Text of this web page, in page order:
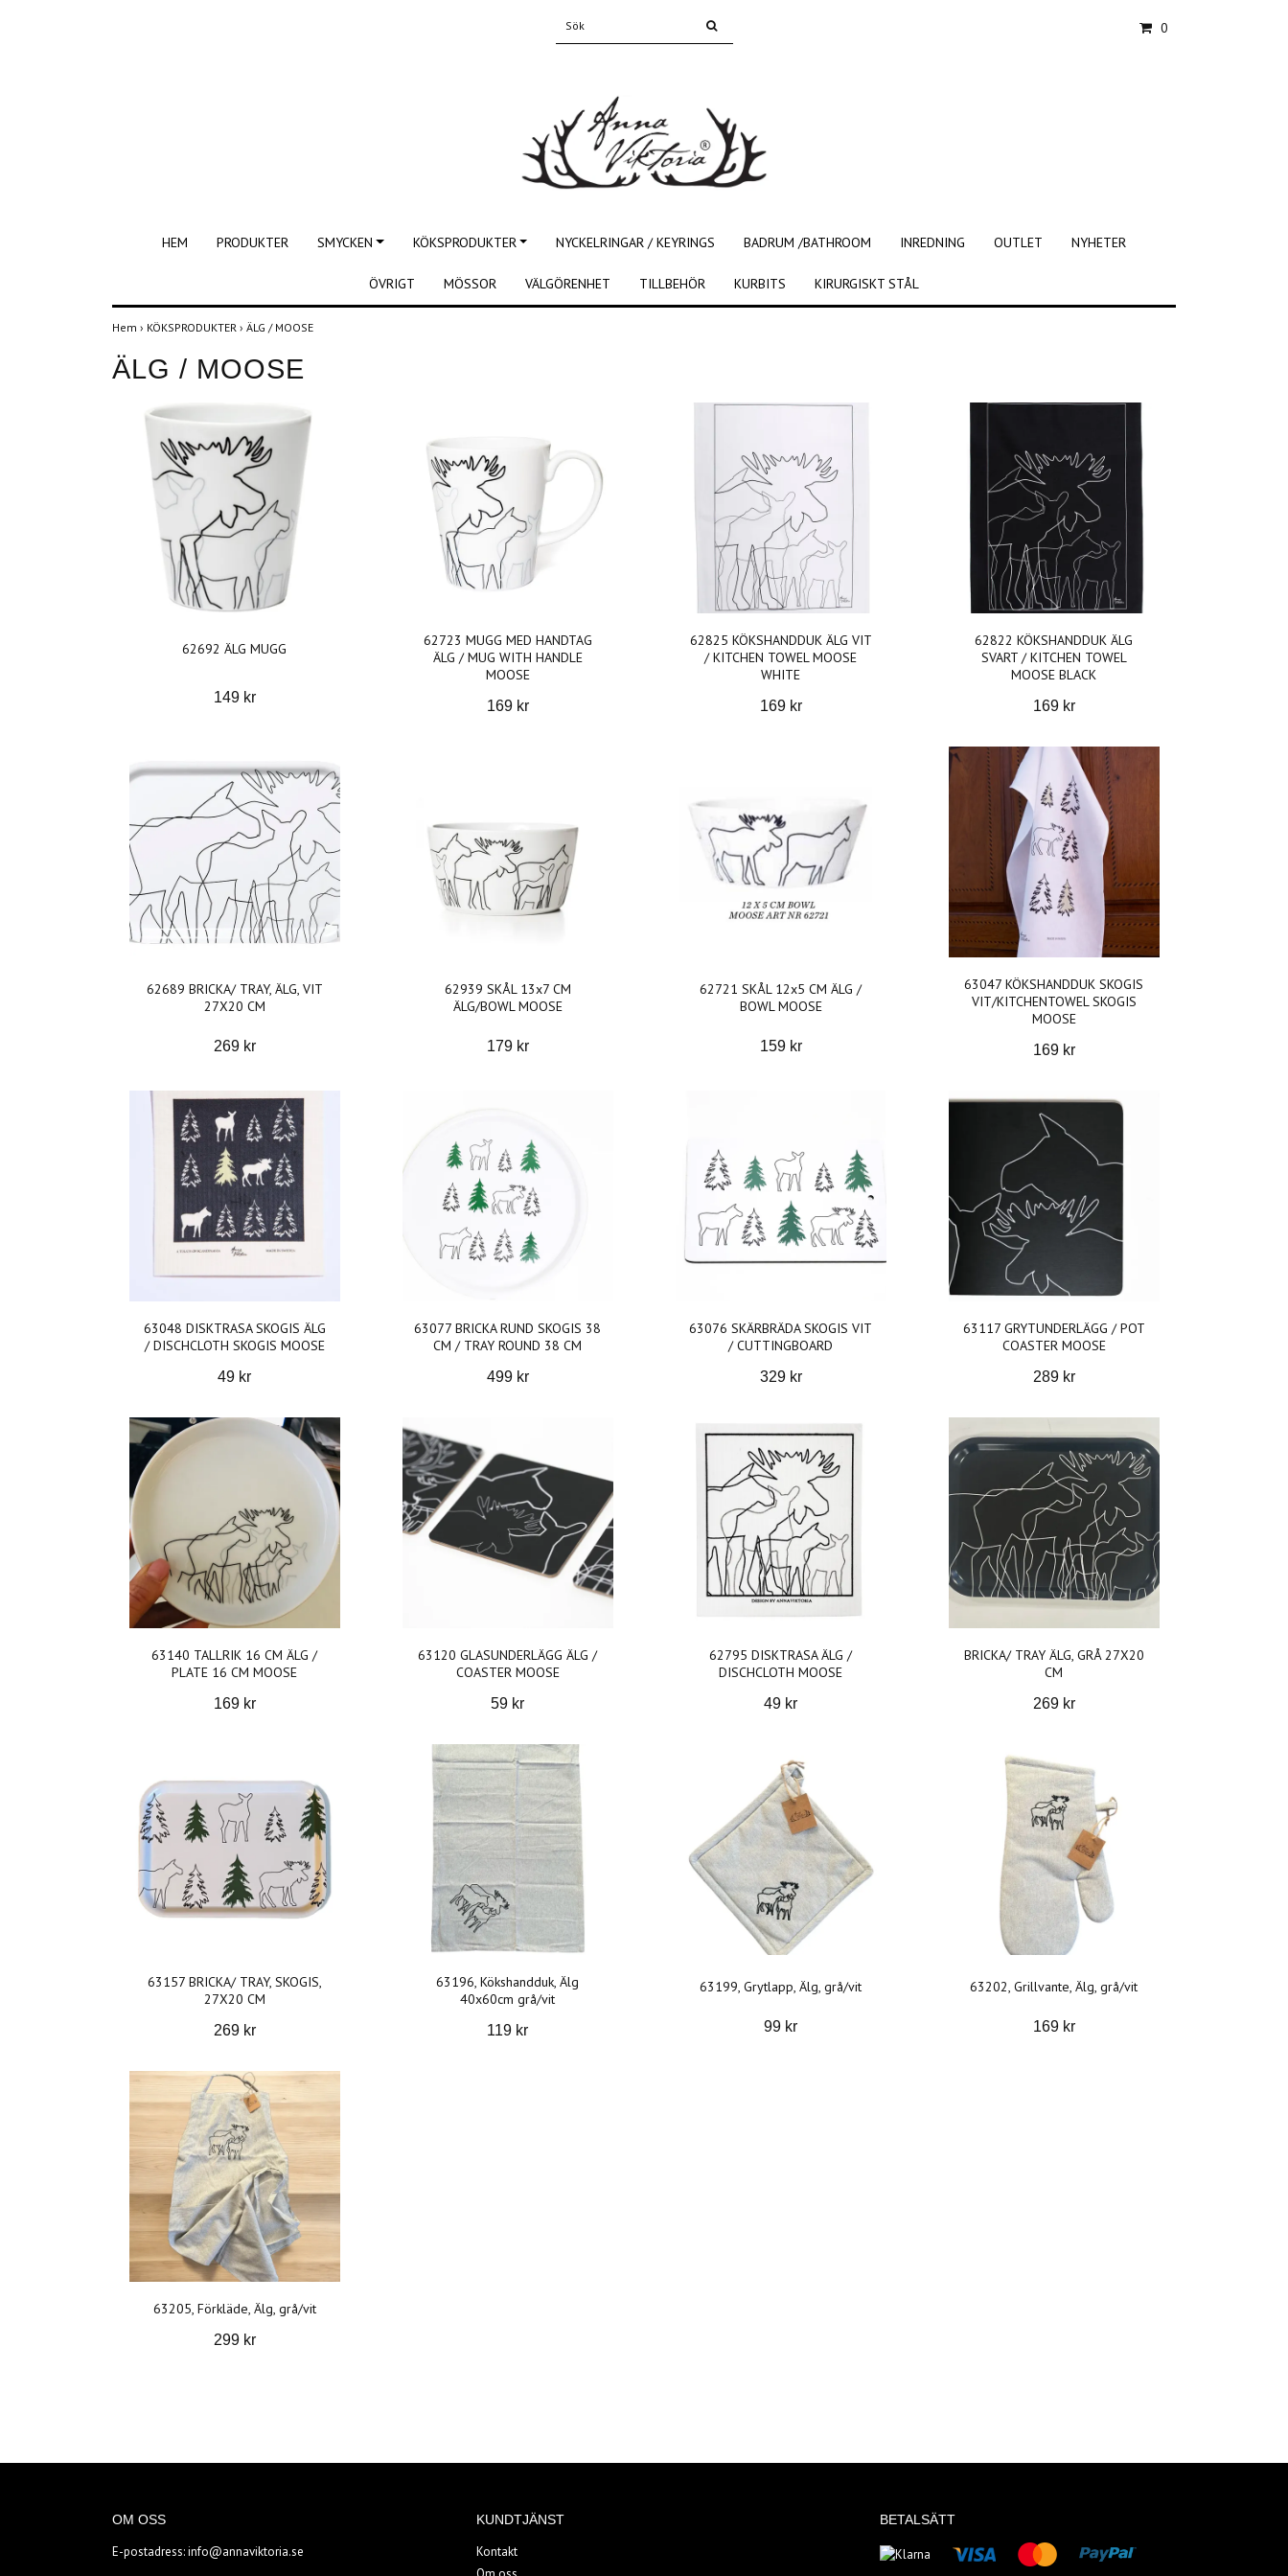
0
HEM PRODUKTER SMYCKEN KÖKSPRODUKTER NYCKELRINGAR / KEYRINGS BADRUM /BATHROOM INREDNING OUTLET NYHETER
ÖVRIGT MÖSSOR VÄLGÖRENHET TILLBEHÖR KURBITS KIRURGISKT STÅL
Hem › KÖKSPRODUKTER › ÄLG / MOOSE
ÄLG / MOOSE
62692 ÄLG MUGG
149 kr
62723 MUGG MED HANDTAG
ÄLG / MUG WITH HANDLE
MOOSE
169 kr
62825 KÖKSHANDDUK ÄLG VIT
/ KITCHEN TOWEL MOOSE
WHITE
169 kr
62822 KÖKSHANDDUK ÄLG
SVART / KITCHEN TOWEL
MOOSE BLACK
169 kr
62689 BRICKA/ TRAY, ÄLG, VIT
27X20 CM
269 kr
62939 SKÅL 13x7 CM
ÄLG/BOWL MOOSE
179 kr
62721 SKÅL 12x5 CM ÄLG /
BOWL MOOSE
159 kr
63047 KÖKSHANDDUK SKOGIS
VIT/KITCHENTOWEL SKOGIS
MOOSE
169 kr
63048 DISKTRASA SKOGIS ÄLG
/ DISCHCLOTH SKOGIS MOOSE
49 kr
63077 BRICKA RUND SKOGIS 38
CM / TRAY ROUND 38 CM
499 kr
63076 SKÄRBRÄDA SKOGIS VIT
/ CUTTINGBOARD
329 kr
63117 GRYTUNDERLÄGG / POT
COASTER MOOSE
289 kr
63140 TALLRIK 16 CM ÄLG /
PLATE 16 CM MOOSE
169 kr
63120 GLASUNDERLÄGG ÄLG /
COASTER MOOSE
59 kr
62795 DISKTRASA ÄLG /
DISCHCLOTH MOOSE
49 kr
BRICKA/ TRAY ÄLG, GRÅ 27X20
CM
269 kr
63157 BRICKA/ TRAY, SKOGIS,
27X20 CM
269 kr
63196, Kökshandduk, Älg
40x60cm grå/vit
119 kr
63199, Grytlapp, Älg, grå/vit
99 kr
63202, Grillvante, Älg, grå/vit
169 kr
63205, Förkläde, Älg, grå/vit
299 kr
OM OSS
E-postadress:info@annaviktoria.se
KUNDTJÄNST
Kontakt
BETALSÄTT